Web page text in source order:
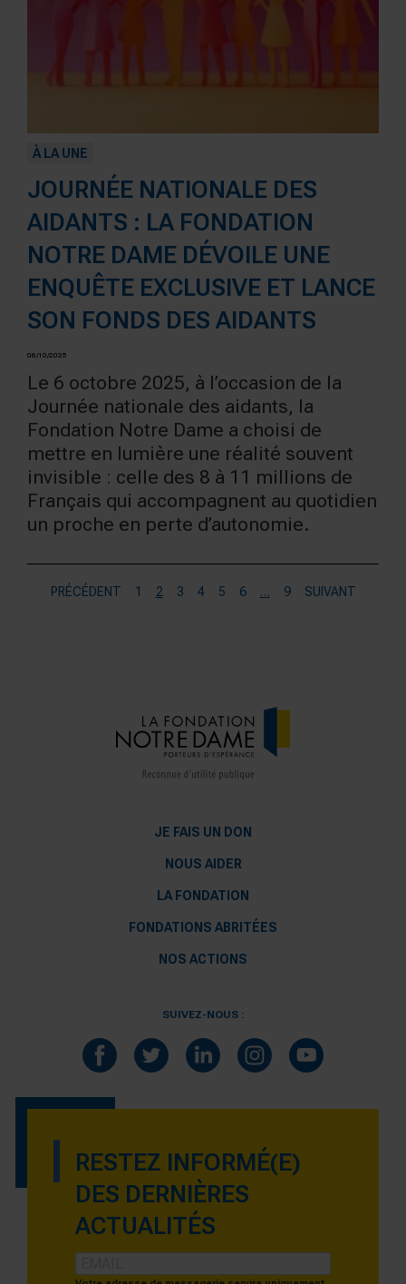
À LA UNE
JOURNÉE NATIONALE DES
AIDANTS : LA FONDATION
NOTRE DAME DÉVOILE UNE
ENQUÊTE EXCLUSIVE ET LANCE
SON FONDS DES AIDANTS
06/10/2025
Le 6 octobre 2025, à l’occasion de la
Journée nationale des aidants, la
Fondation Notre Dame a choisi de
mettre en lumière une réalité souvent
invisible : celle des 8 à 11 millions de
Français qui accompagnent au quotidien
un proche en perte d’autonomie.
PRÉCÉDENT 1 2 3 4 5 6 … 9 SUIVANT
JE FAIS UN DON
NOUS AIDER
LA FONDATION
FONDATIONS ABRITÉES
NOS ACTIONS
SUIVEZ-NOUS :
RESTEZ INFORMÉ(E)
DES DERNIÈRES
ACTUALITÉS